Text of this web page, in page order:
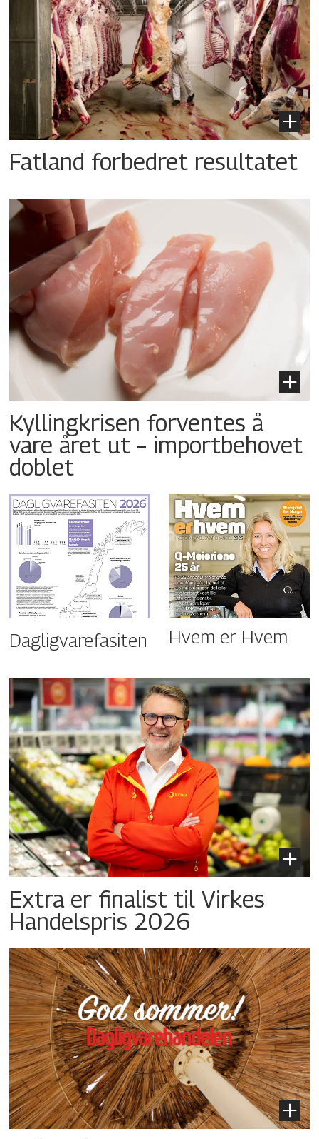
Fatland forbedret resultatet
Kyllingkrisen forventes å
vare året ut – importbehovet
doblet
Dagligvarefasiten Hvem er Hvem
Extra er finalist til Virkes
Handelspris 2026